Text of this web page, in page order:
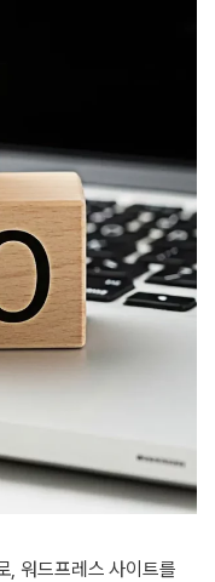
, 워드프레스 사이트를